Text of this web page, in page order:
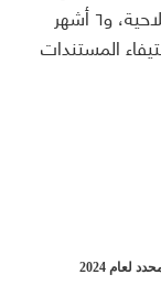
قبل تحويلها إلى «مهمل» بمراعاة تاريخ الصلاحية، و٦ أشهر
المستندات
لعام 2024